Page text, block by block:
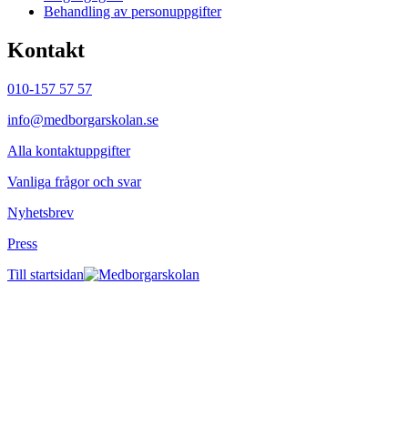
Behandling av personuppgifter
Kontakt
010-157 57 57
info@medborgarskolan.se
Alla kontaktuppgifter
Vanliga frågor och svar
Nyhetsbrev
Press
Till startsidan